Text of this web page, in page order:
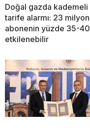
Doğal gazda kademeli
tarife alarmı: 23 milyon
abonenin yüzde 35-40
etkilenebilir